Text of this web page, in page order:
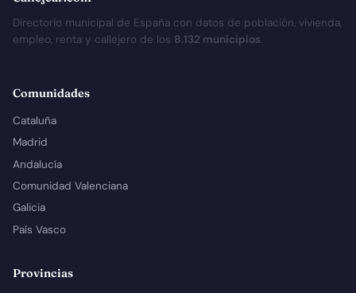
Directorio municipal de España con datos de población, vivienda,
empleo, renta y callejero de los 8.132 municipios.
Comunidades
Cataluña
Madrid
Andalucía
Comunidad Valenciana
Galicia
País Vasco
Provincias